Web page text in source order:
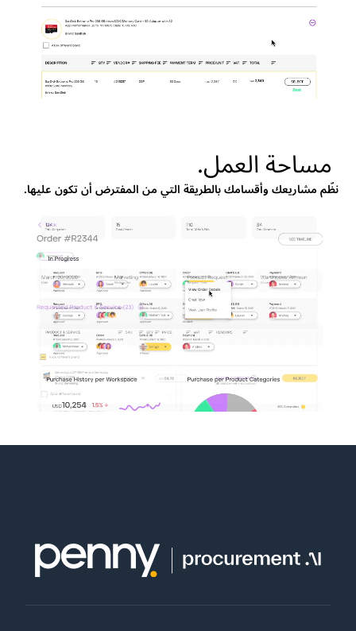
مساحة العمل.
نظّم مشاريعك وأقسامك بالطريقة التي من المفترض أن تكون عليها.